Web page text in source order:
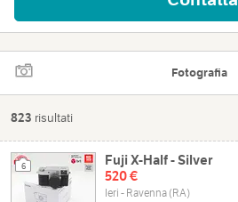
Fotografia
823 risultati
6
Fuji X-Half - Silver
520 €
Ieri - Ravenna (RA)